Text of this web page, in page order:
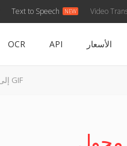
Text to Speech Video
OCR API الأسعار
NRW إلى GIF